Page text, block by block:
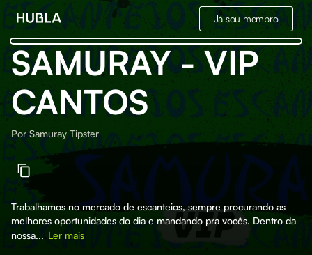
Já sou membro
SAMURAY - VIP
CANTOS
Por Samuray Tipster
Trabalhamos no mercado de escanteios, sempre procurando as
melhores oportunidades do dia e mandando pra vocês. Dentro da
nossa... Ler mais